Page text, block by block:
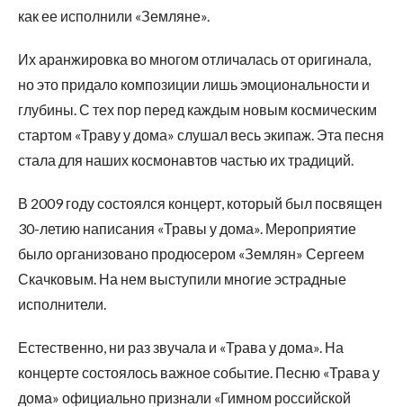
как ее исполнили «Земляне».
Их аранжировка во многом отличалась от оригинала,
но это придало композиции лишь эмоциональности и
глубины. С тех пор перед каждым новым космическим
стартом «Траву у дома» слушал весь экипаж. Эта песня
стала для наших космонавтов частью их традиций.
В 2009 году состоялся концерт, который был посвящен
30-летию написания «Травы у дома». Мероприятие
было организовано продюсером «Землян» Сергеем
Скачковым. На нем выступили многие эстрадные
исполнители.
Естественно, ни раз звучала и «Трава у дома». На
концерте состоялось важное событие. Песню «Трава у
дома» официально признали «Гимном российской